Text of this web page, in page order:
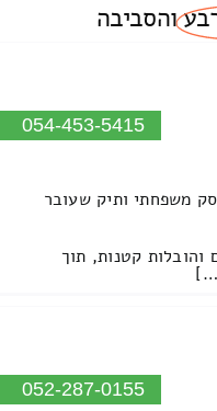
והסביבה
054-453-5415
משפחתי ותיק שעובר
קטנות, תוך
052-287-0155